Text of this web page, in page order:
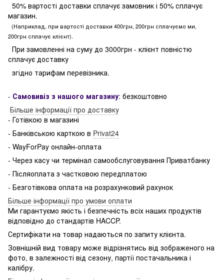
50% вартості доставки сплачує замовник і 50% сплачує
магазин.
(Наприклад, при вартості доставки 400грн, 200грн сплачуємо ми,
200грн сплачує клієнт).
При замовленні на суму до 3000грн - клієнт повністю
сплачує доставку
згідно тарифам перевізника.
- Самовивіз з нашого магазину: безкоштовно
Більше інформації про доставку
- Готівкою в магазині
- Банківською карткою в Privat24
- WayForPay онлайн-оплата
- Через касу чи термінал самообслуговування Приватбанку
- Післяоплата з частковою передплатою
- Безготівкова оплата на розрахунковий рахунок
Більше інформації про умови оплати
Ми гарантуємо якість і безпечність всіх наших продуктів
відповідно до стандартів HACCP.
Сертифікати на товар надаються по запиту клієнта.
Зовнішній вид товару може відрізнятись від зображеного на
фото, в залежності від сезону, партії постачальника і
калібру.